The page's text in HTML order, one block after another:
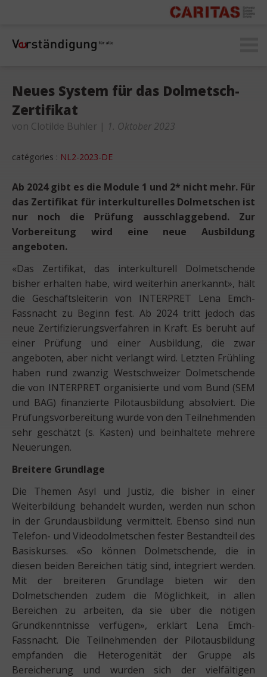
Neues System für das Dolmetsch-
Zertifikat
von Clotilde Buhler | 1. Oktober 2023
catégories : NL2-2023-DE
Ab 2024 gibt es die Module 1 und 2* nicht mehr. Für
das Zertifikat für interkulturelles Dolmetschen ist
nur noch die Prüfung ausschlaggebend. Zur
Vorbereitung wird eine neue Ausbildung
angeboten.
«Das Zertifikat, das interkulturell Dolmetschende
bisher erhalten habe, wird weiterhin anerkannt», hält
die Geschäftsleiterin von INTERPRET Lena Emch-
Fassnacht zu Beginn fest. Ab 2024 tritt jedoch das
neue Zertifizierungsverfahren in Kraft. Es beruht auf
einer Prüfung und einer Ausbildung, die zwar
angeboten, aber nicht verlangt wird. Letzten Frühling
haben rund zwanzig Westschweizer Dolmetschende
die von INTERPRET organisierte und vom Bund (SEM
und BAG) finanzierte Pilotausbildung absolviert. Die
Prüfungsvorbereitung wurde von den Teilnehmenden
sehr geschätzt (s. Kasten) und beinhaltete mehrere
Neuerungen.
Breitere Grundlage
Die Themen Asyl und Justiz, die bisher in einer
Weiterbildung behandelt wurden, werden nun schon
in der Grundausbildung vermittelt. Ebenso sind nun
Telefon- und Videodolmetschen fester Bestandteil des
Basiskurses. «So können Dolmetschende, die in
diesen beiden Bereichen tätig sind, integriert werden.
Mit der breiteren Grundlage bieten wir den
Dolmetschenden zudem die Möglichkeit, in allen
Bereichen zu arbeiten, da sie über die nötigen
Grundkenntnisse verfügen», erklärt Lena Emch-
Fassnacht. Die Teilnehmenden der Pilotausbildung
empfanden die Heterogenität der Gruppe als
Bereicherung und wurden sich der vielfältigen